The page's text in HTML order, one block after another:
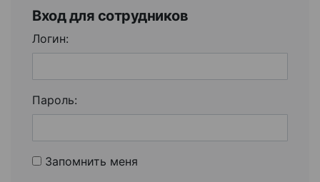
Вход для сотрудников
Логин:
Пароль:
Запомнить меня